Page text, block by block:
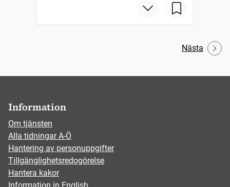
Nästa
Information
Om tjänsten
Alla tidningar A-Ö
Hantering av personuppgifter
Tillgänglighetsredogörelse
Hantera kakor